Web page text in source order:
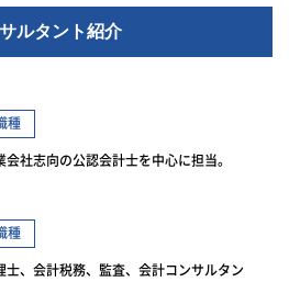
ルタント紹介
種
会社志向の公認会計士を中心に担当。
種
士、会計税務、監査、会計コンサルタン